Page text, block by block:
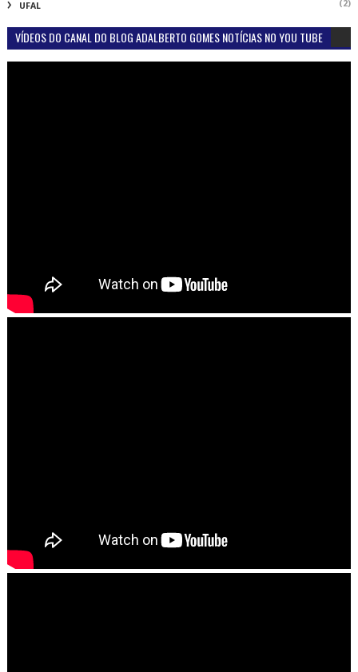
UFAL (2)
VÍDEOS DO CANAL DO BLOG ADALBERTO GOMES NOTÍCIAS NO YOU TUBE